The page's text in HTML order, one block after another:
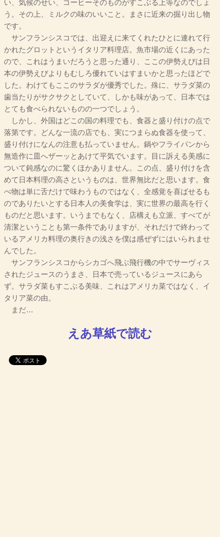
い、気候のせい、コーヒーそのものがすこぶる上等なのでしょ
う。その上、ミルクの味のいいこと。まさに近来の掘り出し物
です。
サンフランシスコでは、出迎えに来てくれたひとに連れて行
かれたグロットというイタリア料理店。魚市場の近くにあった
ので、これはうまいだろうと思った通り、ここの伊勢えびは日
本の伊勢えびよりもむしろ優れていはすまいかと思ったほどで
した。わけてもここのサラダが優秀でした。殊に、サラダ菜の
歯当たりがサクサクとしていて、しかも味があって、日本では
とても食べられないものの一つでしょう。
しかし、外国はどこの国の料理でも、食器と盛り付けの点で
落第です。どんな一流の店でも、実につまらぬ食器を使って、
盛り付けになんの注意も払っていません。鍋やフライパンから
無造作に皿へザーッとあけて平気でいます。目に訴える美感に
ついて鈍感なのに驚くほかありません。この点、盛り付けを含
めて日本料理の高さというものは、世界無比だと思います。食
べ物は単に舌だけで味わうものではなく、全感覚を喜ばせるも
のでありたいとする日本人の美食学は、実に世界の最高を行く
ものだと思います。いうまでもなく、店構えも立派、すべてが
清潔ということも第一条件でありますが、それだけで終わって
いるアメリカ料理の奥行きの浅さを僕は感ぜずにはいられませ
んでした。
サンフランシスコからシカゴへ飛ぶ飛行機の中でサーヴィス
されたジュースのうまさ、日本で売っているジュースにあら
ず。サラダ菜もすこぶる美味、これはアメリカ菜ではなく、イ
タリア菜の由。
まだ…
えあ草紙で読む